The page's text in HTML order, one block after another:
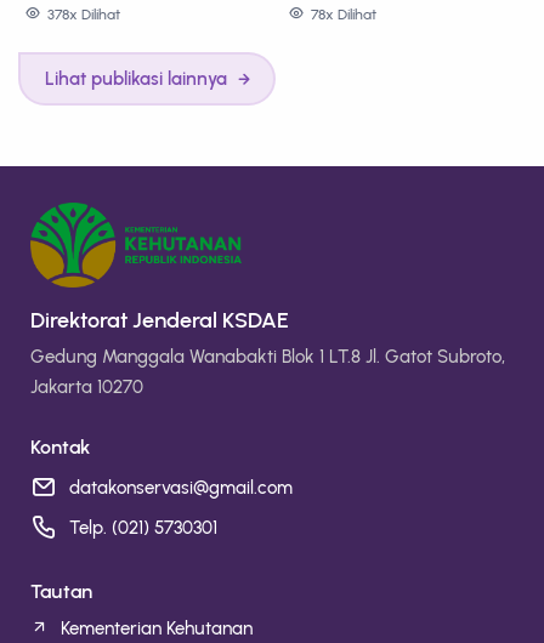
378x Dilihat
78x Dilihat
Lihat publikasi lainnya
Direktorat Jenderal KSDAE
Gedung Manggala Wanabakti Blok 1 LT.8 Jl. Gatot Subroto,
Jakarta 10270
Kontak
datakonservasi@gmail.com
Telp. (021) 5730301
Tautan
Kementerian Kehutanan